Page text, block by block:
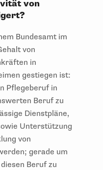
von
Bundesamt im
von
in
gestiegen ist:
Pflegeberuf in
Beruf zu
Dienstpläne,
Unterstützung
von
gerade um
Beruf zu